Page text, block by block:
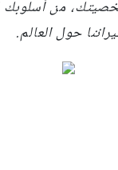
من
حول العالم.